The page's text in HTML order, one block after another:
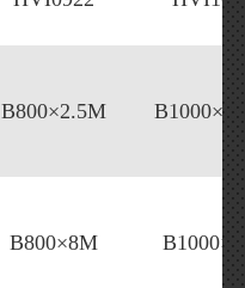
B800×2.5M
B800×8M